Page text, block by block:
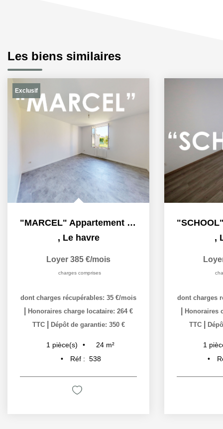
Les biens similaires
Exclusif
"MARCEL" Appartement F1 à louer en exclusivité à Le Havre...
, Le havre
Loyer 385 €/mois
charges comprises
dont charges récupérables: 35 €/mois
Honoraires charge locataire: 264 €
TTC
Dépôt de garantie: 350 €
1 pièce(s) 24 m²
Réf : 538
,
dont charges
Honoraires
TTC
1